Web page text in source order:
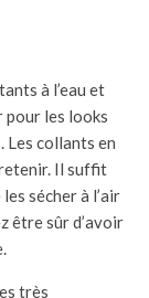
à l’eau et
pour les looks
Les collants en
Il suffit
sécher à l’air
être sûr d’avoir
très